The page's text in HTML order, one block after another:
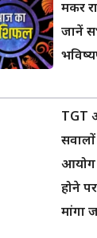
मकर
जानें
TGT
आयोग
होने
मांगा